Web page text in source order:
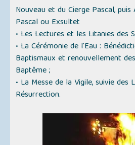
Nouveau et du Cierge Pascal, puis
Pascal ou Exsultet
• Les Lectures et les Litanies des
• La Cérémonie de l'Eau :
Baptismaux et renouvellement
Baptême ;
• La Messe de la Vigile, suivie des
Résurrection.